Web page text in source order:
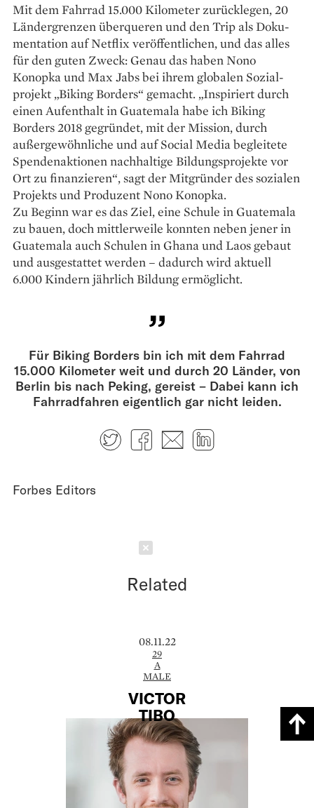
Mit dem Fahrrad 15.000 Kilometer zurücklegen, 20
Ländergrenzen überqueren und den Trip als Doku­
mentation auf Netflix veröffentlichen, und das alles
für den guten Zweck: Genau das haben Nono
Konopka und Max Jabs bei ihrem globalen Sozial­
projekt „Biking Borders“ gemacht. „Inspiriert durch
einen Aufenthalt in Guatemala habe ich Biking
Borders 2018 gegründet, mit der Mission, durch
außergewöhnliche und auf Social Media begleitete
Spendenaktionen nachhaltige Bildungsprojekte vor
Ort zu finanzieren“, sagt der Mitgründer des sozialen
Projekts und Produzent Nono Konopka.
Zu Beginn war es das Ziel, eine Schule in Guate­mala
zu bauen, doch mittlerweile konnten neben jener in
Guatemala auch Schulen in Ghana und Laos gebaut
und ausgestattet werden – dadurch wird aktuell
6.000 Kindern jährlich Bildung ermöglicht.
Für Biking Borders bin ich mit dem Fahrrad
15.000 Kilometer weit und durch 20 Länder, von
Berlin bis nach Peking, gereist – Dabei kann ich
Fahrradfahren eigentlich gar nicht leiden.
TwitterFacebook
E-mail
Forbes Editors
Related
08.11.22
29
A
MALE
VICTOR
TIBO